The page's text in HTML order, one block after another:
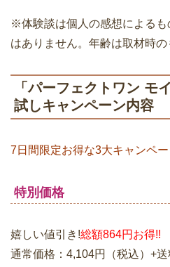
※体験談は個人の感想による
はありません。年齢は取材時の
「パーフェクトワン モ
試しキャンペーン内容
7日間限定お得な3大キャンペー
特別価格
嬉しい値引き!総額864円お得!!
通常価格：4,104円（税込）+